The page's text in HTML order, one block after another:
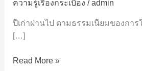
ความรู้เรื่องกระเบื้อง /admin
ปีเก่าผ่านไป ตามธรรมเนียมของกา
[…]
แนวทาง
ง่าย
แค่
Read More »